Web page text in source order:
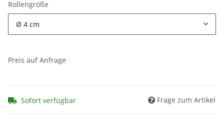
Rollengröße
Ø 4 cm
Preis auf Anfrage
Sofort verfügbar Frage zum Artikel